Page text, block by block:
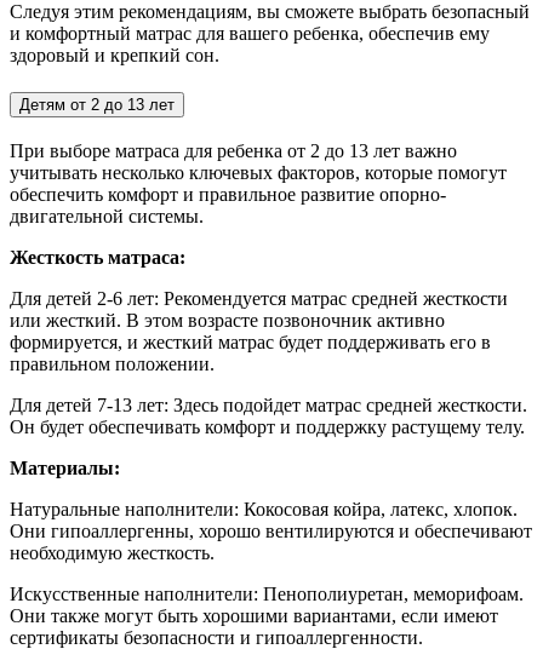
Следуя этим рекомендациям, вы сможете выбрать безопасный
и комфортный матрас для вашего ребенка, обеспечив ему
здоровый и крепкий сон.
Детям от 2 до 13 лет
При выборе матраса для ребенка от 2 до 13 лет важно
учитывать несколько ключевых факторов, которые помогут
обеспечить комфорт и правильное развитие опорно-
двигательной системы.
Жесткость матраса:
Для детей 2-6 лет: Рекомендуется матрас средней жесткости
или жесткий. В этом возрасте позвоночник активно
формируется, и жесткий матрас будет поддерживать его в
правильном положении.
Для детей 7-13 лет: Здесь подойдет матрас средней жесткости.
Он будет обеспечивать комфорт и поддержку растущему телу.
Материалы:
Натуральные наполнители: Кокосовая койра, латекс, хлопок.
Они гипоаллергенны, хорошо вентилируются и обеспечивают
необходимую жесткость.
Искусственные наполнители: Пенополиуретан, меморифоам.
Они также могут быть хорошими вариантами, если имеют
сертификаты безопасности и гипоаллергенности.